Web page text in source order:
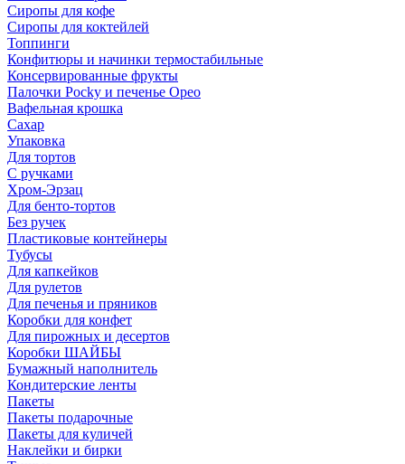
Сиропы для кофе
Сиропы для коктейлей
Топпинги
Конфитюры и начинки термостабильные
Консервированные фрукты
Палочки Pocky и печенье Орео
Вафельная крошка
Сахар
Упаковка
Для тортов
С ручками
Хром-Эрзац
Для бенто-тортов
Без ручек
Пластиковые контейнеры
Тубусы
Для капкейков
Для рулетов
Для печенья и пряников
Коробки для конфет
Для пирожных и десертов
Коробки ШАЙБЫ
Бумажный наполнитель
Кондитерские ленты
Пакеты
Пакеты подарочные
Пакеты для куличей
Наклейки и бирки